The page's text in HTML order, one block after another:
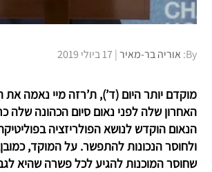
By: אוריה בר-מאיר Posted
17 ביולי 2019
מוקדם יותר היום (ד’), ת’רזה מיי נאמה את
האחרון שלה לפני נאום סיום הכהונה
הנאום הוקדש לנושא הפולריזציה
ולחוסר הנכונות להתפשר. על המוקד,
שחוסר המוכנות להגיע לכל פשרה שהיא